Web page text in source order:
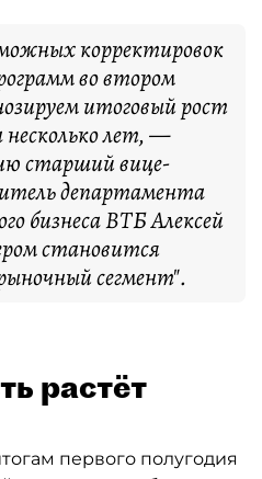
корректировок
во втором
итоговый рост
лет, —
старший вице-
департамента
бизнеса ВТБ Алексей
становится
сегмент".
растёт
первого полугодия